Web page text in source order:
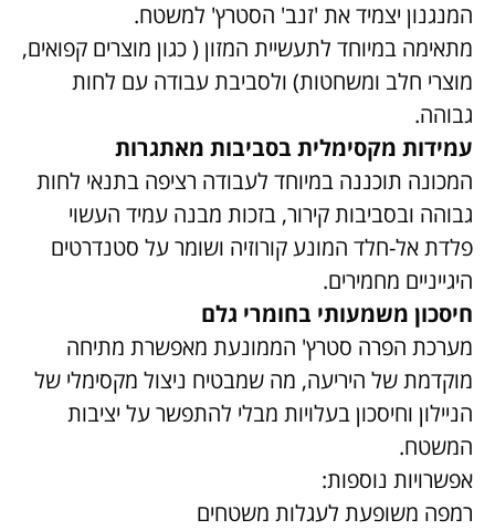
המנגנון יצמיד את 'זנב' הסטרץ' למשטח.
מתאימה במיוחד לתעשיית המזון ( כגון מוצרים קפואים,
מוצרי חלב ומשחטות) ולסביבת עבודה עם לחות
גבוהה.
עמידות מקסימלית בסביבות מאתגרות
המכונה תוכננה במיוחד לעבודה רציפה בתנאי לחות
גבוהה ובסביבות קירור, בזכות מבנה עמיד העשוי
פלדת אל-חלד המונע קורוזיה ושומר על סטנדרטים
היגייניים מחמירים.
חיסכון משמעותי בחומרי גלם
מערכת הפרה סטרץ' הממונעת מאפשרת מתיחה
מוקדמת של היריעה, מה שמבטיח ניצול מקסימלי של
הניילון וחיסכון בעלויות מבלי להתפשר על יציבות
המשטח.
אפשרויות נוספות:
רמפה משופעת לעגלות משטחים